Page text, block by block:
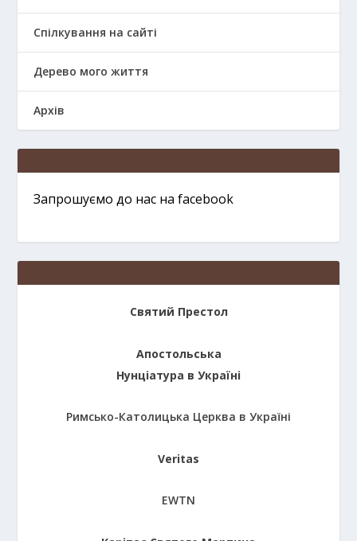
Спілкування на сайті
Дерево мого життя
Архів
Запрошуємо до нас на facebook
Святий Престол
Апостольська
Нунціатура в Україні
Римсько-Католицька Церква в Україні
Veritas
EWTN